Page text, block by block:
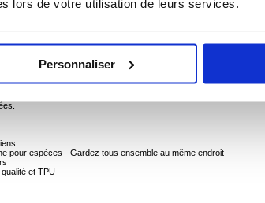
lors de votre utilisation de leurs services.
Personnaliser
le choix parfait pour protéger votre Honor X6b et le garder en bon
conçu avec trois emplacements de carte, un emplacement
essentiels à côté de votre Honor X6b. De plus, la technologie
pour espèces - Gardez tous ensemble au même endroit
et TPU